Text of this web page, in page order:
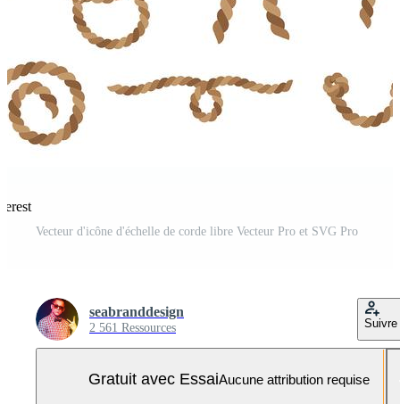
Vecteur d'icône d'échelle de corde libre Vecteur Pro et SVG Pro
seabranddesign
2 561 Ressources Suivre
Gratuit avec EssaiAucune attribution requise